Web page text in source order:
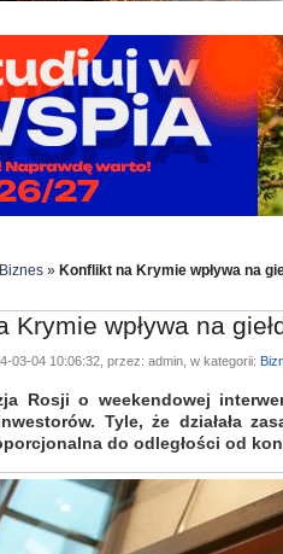
Biznes » Konflikt na Krymie wpływa na
Krymie wpływa na
03-04 10:06:32, przez: admin, w kategorii:
Rosji o weekendowej
Tyle, że działała
do odległości od